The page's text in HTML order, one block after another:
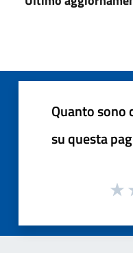
Quanto sono
su questa